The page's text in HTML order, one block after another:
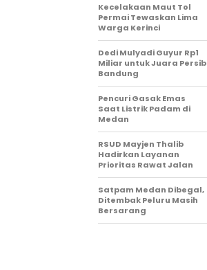
Kecelakaan Maut Tol
Permai Tewaskan Lima
Warga Kerinci
Dedi Mulyadi Guyur Rp1
Miliar untuk Juara Persib
Bandung
Pencuri Gasak Emas
Saat Listrik Padam di
Medan
RSUD Mayjen Thalib
Hadirkan Layanan
Prioritas Rawat Jalan
Satpam Medan Dibegal,
Ditembak Peluru Masih
Bersarang